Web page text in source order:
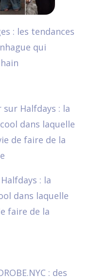
: les tendances
qui
: la
dans laquelle
faire de la